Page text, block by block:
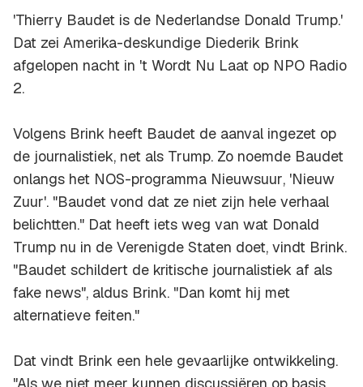
'Thierry Baudet is de Nederlandse Donald Trump.'
Dat zei Amerika-deskundige Diederik Brink
afgelopen nacht in 't Wordt Nu Laat op NPO Radio
2.
Volgens Brink heeft Baudet de aanval ingezet op
de journalistiek, net als Trump. Zo noemde Baudet
onlangs het NOS-programma Nieuwsuur, 'Nieuw
Zuur'. "Baudet vond dat ze niet zijn hele verhaal
belichtten." Dat heeft iets weg van wat Donald
Trump nu in de Verenigde Staten doet, vindt Brink.
"Baudet schildert de kritische journalistiek af als
fake news", aldus Brink. "Dan komt hij met
alternatieve feiten."
Dat vindt Brink een hele gevaarlijke ontwikkeling.